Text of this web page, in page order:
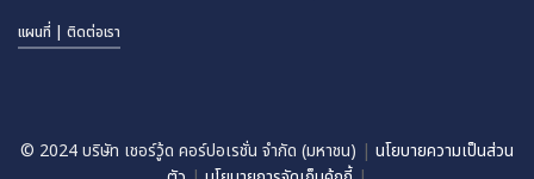
แผนที่ | ติดต่อเรา
© 2024 บริษัท เชอร์วู้ด คอร์ปอเรชั่น จำกัด (มหาชน) |นโยบายความเป็นส่วน